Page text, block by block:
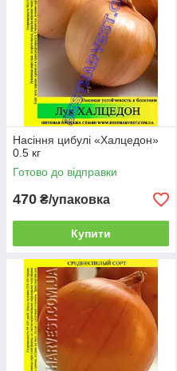
Насіння цибулі «Халцедон»
0.5 кг
Готово до відправки
470 ₴/упаковка
Купити